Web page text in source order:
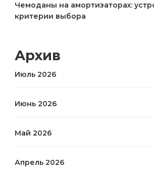
Чемоданы на амортизаторах:
критерии выбора
Архив
Июль 2026
Июнь 2026
Май 2026
Апрель 2026